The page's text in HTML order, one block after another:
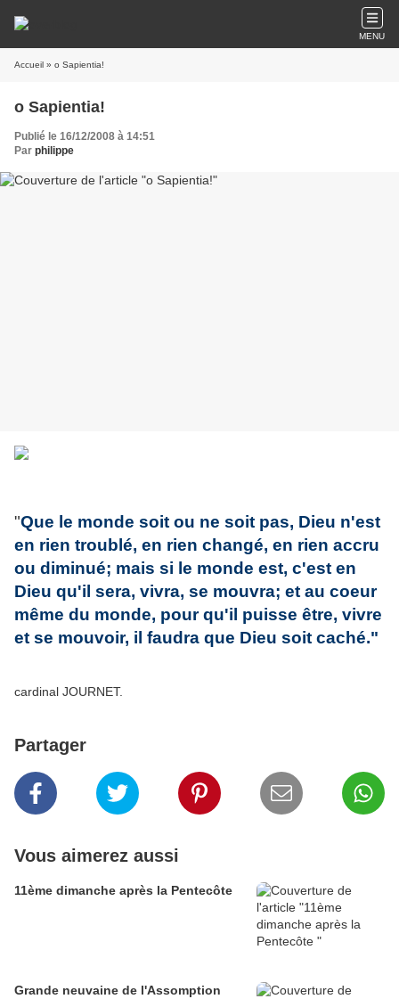
MENU
Accueil » o Sapientia!
o Sapientia!
Publié le 16/12/2008 à 14:51
Par philippe
"Que le monde soit ou ne soit pas, Dieu n'est
en rien troublé, en rien changé, en rien accru
ou diminué; mais si le monde est, c'est en
Dieu qu'il sera, vivra, se mouvra; et au coeur
même du monde, pour qu'il puisse être, vivre
et se mouvoir, il faudra que Dieu soit caché."
cardinal JOURNET.
Partager
Vous aimerez aussi
11ème dimanche après la Pentecôte
Grande neuvaine de l'Assomption